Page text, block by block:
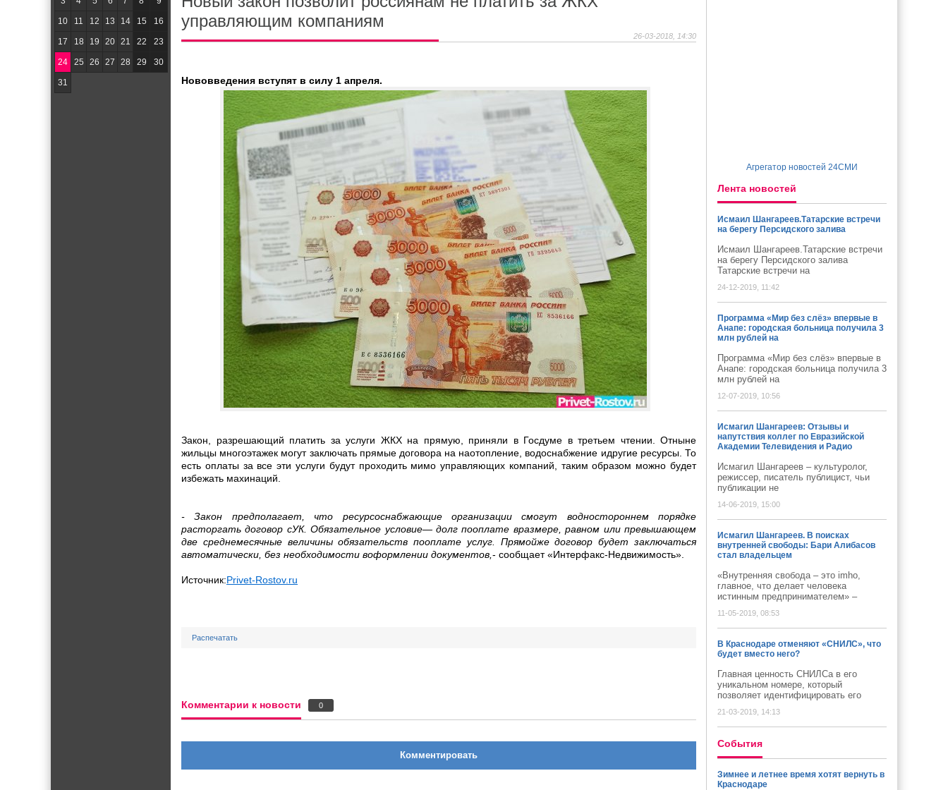
управляющим компаниям
26-03-2018, 14:30
Нововведения вступят в силу 1 апреля.
Закон, разрешающий платить за услуги ЖКХ на прямую, приняли в Госдуме в третьем чтении. Отныне
жильцы многоэтажек могут заключать прямые договора на наотопление, водоснабжение идругие ресурсы. То
есть оплаты за все эти услуги будут проходить мимо управляющих компаний, таким образом можно будет
избежать махинаций.
- Закон предполагает, что ресурсоснабжающие организации смогут водностороннем порядке
расторгать договор сУК. Обязательное условие— долг пооплате вразмере, равном или превышающем
две среднемесячные величины обязательств пооплате услуг. Прямойже договор будет заключаться
автоматически, без необходимости воформлении документов, - сообщает «Интерфакс-Недвижимость».
Источник:Privet-Rostov.ru
Распечатать
Комментарии к новости 0
Комментировать
10 11 12 13 14 15 16
17 18 19 20 21 22 23
24 25 26 27 28 29 30
31
Агрегатор новостей 24СМИ
Лента новостей
Исмаил Шангареев.Татарские встречи
на берегу Персидского залива
Исмаил Шангареев.Татарские встречи
на берегу Персидского залива
Татарские встречи на
24-12-2019, 11:42
Программа «Мир без слёз» впервые в
Анапе: городская больница получила 3
млн рублей на
Программа «Мир без слёз» впервые в
Анапе: городская больница получила 3
млн рублей на
12-07-2019, 10:56
Исмагил Шангареев: Отзывы и
напутствия коллег по Евразийской
Академии Телевидения и Радио
Исмагил Шангареев – культуролог,
режиссер, писатель публицист, чьи
публикации не
14-06-2019, 15:00
Исмагил Шангареев. В поисках
внутренней свободы: Бари Алибасов
стал владельцем
«Внутренняя свобода – это imho,
главное, что делает человека
истинным предпринимателем» –
11-05-2019, 08:53
В Краснодаре отменяют «СНИЛС», что
будет вместо него?
Главная ценность СНИЛСа в его
уникальном номере, который
позволяет идентифицировать его
21-03-2019, 14:13
Cобытия
Зимнее и летнее время хотят вернуть в
Краснодаре